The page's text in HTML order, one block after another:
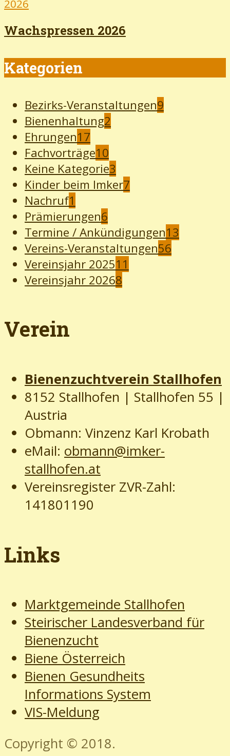
2026
Wachspressen 2026
Kategorien
Bezirks-Veranstaltungen9
Bienenhaltung2
Ehrungen17
Fachvorträge10
Keine Kategorie3
Kinder beim Imker7
Nachruf1
Prämierungen6
Termine / Ankündigungen13
Vereins-Veranstaltungen56
Vereinsjahr 202511
Vereinsjahr 20268
Verein
Bienenzuchtverein Stallhofen
8152 Stallhofen | Stallhofen 55 |
Austria
Obmann: Vinzenz Karl Krobath
eMail: obmann@imker-
stallhofen.at
Vereinsregister ZVR-Zahl:
141801190
Links
Marktgemeinde Stallhofen
Steirischer Landesverband für
Bienenzucht
Biene Österreich
Bienen Gesundheits
Informations System
VIS-Meldung
Copyright © 2018.